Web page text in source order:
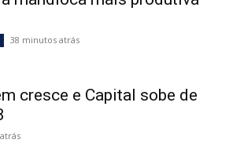
38 minutos atrás
cresce e Capital sobe de